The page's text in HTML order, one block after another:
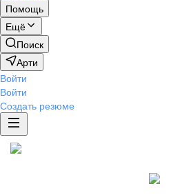
Помощь
Ещё
Поиск
Арти
Войти
Войти
Создать резюме